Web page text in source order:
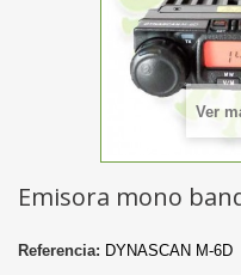
Ver
Emisora mono
Referencia: DYNASCAN M-6D